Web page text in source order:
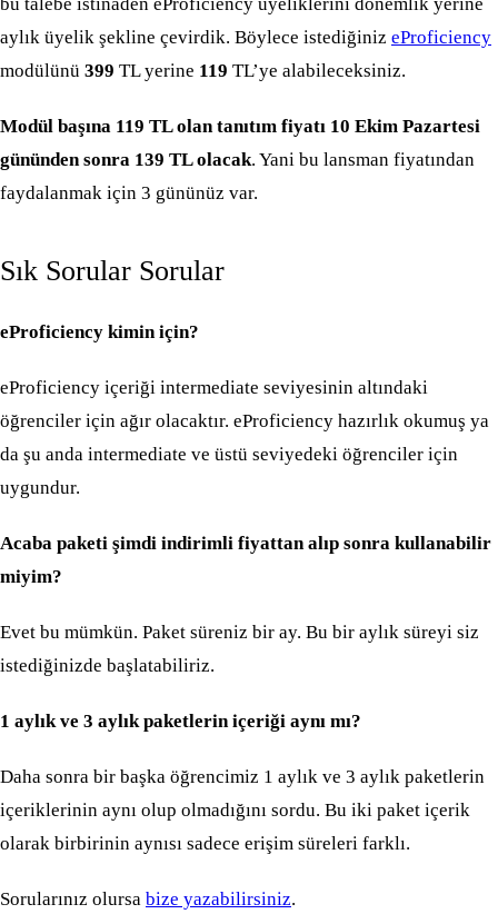
aylık üyelik şekline çevirdik. Böylece istediğiniz eProficiency
modülünü 399 TL yerine 119 TL’ye alabileceksiniz.
Modül başına 119 TL olan tanıtım fiyatı 10 Ekim Pazartesi
gününden sonra 139 TL olacak. Yani bu lansman fiyatından
faydalanmak için 3 gününüz var.
Sık Sorular Sorular
eProficiency kimin için?
eProficiency içeriği intermediate seviyesinin altındaki
öğrenciler için ağır olacaktır. eProficiency hazırlık okumuş ya
da şu anda intermediate ve üstü seviyedeki öğrenciler için
uygundur.
Acaba paketi şimdi indirimli fiyattan alıp sonra kullanabilir
miyim?
Evet bu mümkün. Paket süreniz bir ay. Bu bir aylık süreyi siz
istediğinizde başlatabiliriz.
1 aylık ve 3 aylık paketlerin içeriği aynı mı?
Daha sonra bir başka öğrencimiz 1 aylık ve 3 aylık paketlerin
içeriklerinin aynı olup olmadığını sordu. Bu iki paket içerik
olarak birbirinin aynısı sadece erişim süreleri farklı.
Sorularınız olursa bize yazabilirsiniz.